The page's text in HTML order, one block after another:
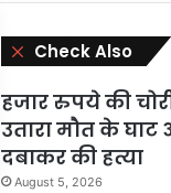
Check Also
Close
हजार रुपये की
उतारा मौत के
दबाकर की हत्या
August 5, 2026